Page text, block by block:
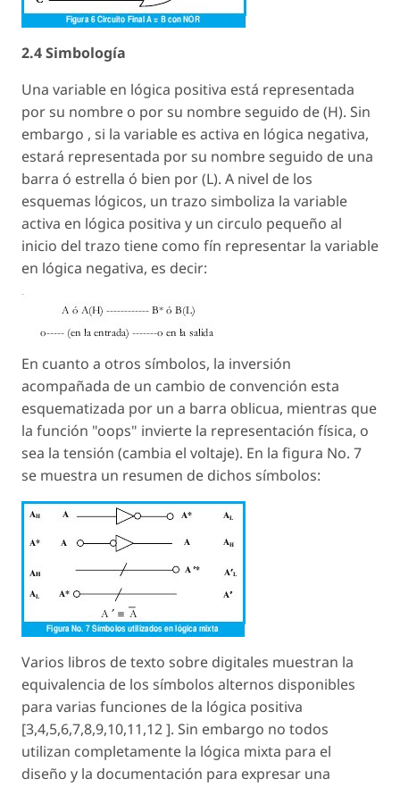
2.4 Simbología
Una variable en lógica positiva está representada
por su nombre o por su nombre seguido de (H). Sin
embargo , si la variable es activa en lógica negativa,
estará representada por su nombre seguido de una
barra ó estrella ó bien por (L). A nivel de los
esquemas lógicos, un trazo simboliza la variable
activa en lógica positiva y un circulo pequeño al
inicio del trazo tiene como fín representar la variable
en lógica negativa, es decir:
En cuanto a otros símbolos, la inversión
acompañada de un cambio de convención esta
esquematizada por un a barra oblicua, mientras que
la función "oops" invierte la representación física, o
sea la tensión (cambia el voltaje). En la figura No. 7
se muestra un resumen de dichos símbolos:
Varios libros de texto sobre digitales muestran la
equivalencia de los símbolos alternos disponibles
para varias funciones de la lógica positiva
[3,4,5,6,7,8,9,10,11,12 ]. Sin embargo no todos
utilizan completamente la lógica mixta para el
diseño y la documentación para expresar una